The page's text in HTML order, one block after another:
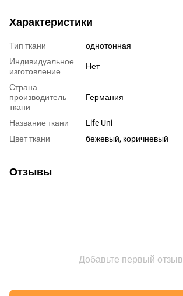
Характеристики
Тип ткани
однотонная
Индивидуальное
изготовление
Нет
Страна
производитель
ткани
Германия
Название ткани
Life Uni
Цвет ткани
бежевый, коричневый
Отзывы
Добавьте первый отзыв